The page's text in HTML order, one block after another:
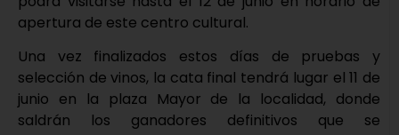
apertura de este centro cultural.
Una vez finalizados estos días de pruebas y
selección de vinos, la cata final tendrá lugar el 11 de
junio en la plaza Mayor de la localidad, donde
saldrán los ganadores definitivos que se